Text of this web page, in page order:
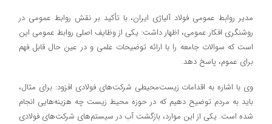
مدیر روابط عمومی فولاد آلیاژی ایران، با تأکید بر نقش روابط عمومی در
روشنگری افکار عمومی، اظهار داشت: یکی از وظایف اصلی روابط عمومی این
است که سوالات جامعه را با ارائه توضیحات علمی و در عین حال قابل فهم
برای عموم، پاسخ دهد.
وی با اشاره به اقدامات زیست‌محیطی شرکت‌های فولادی افزود: برای مثال،
باید به مردم توضیح دهیم که در حوزه محیط زیست چه هزینه‌هایی انجام
شده است. یکی از این موارد، بازگشت آب در سیستم‌های شرکت‌های فولادی